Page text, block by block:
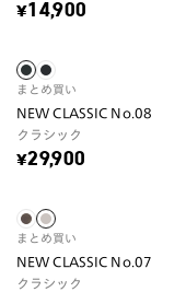
¥14,900
まとめ買い
NEW CLASSIC No.08
クラシック
¥29,900
まとめ買い
NEW CLASSIC No.07
クラシック